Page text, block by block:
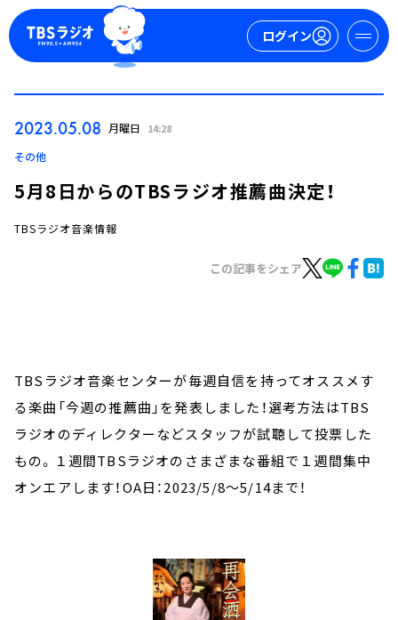
ログイン
TBS Podcast
お知らせ
イベント・グッズ
YouTube
会社情報
2023.05.08 月曜日 14:28
その他
5月8日からのTBSラジオ推薦曲決定！
TBSラジオ音楽情報
この記事をシェア
TBSラジオ音楽センターが毎週自信を持ってオススメす
る楽曲「今週の推薦曲」を発表しました！選考方法はTBS
ラジオのディレクターなどスタッフが試聴して投票した
もの。１週間TBSラジオのさまざまな番組で１週間集中
オンエアします！OA日：2023/5/8～5/14まで！